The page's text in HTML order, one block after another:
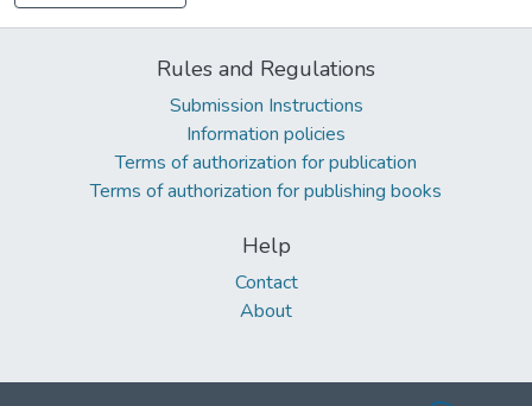
Rules and Regulations
Submission Instructions
Information policies
Terms of authorization for publication
Terms of authorization for publishing books
Help
Contact
About